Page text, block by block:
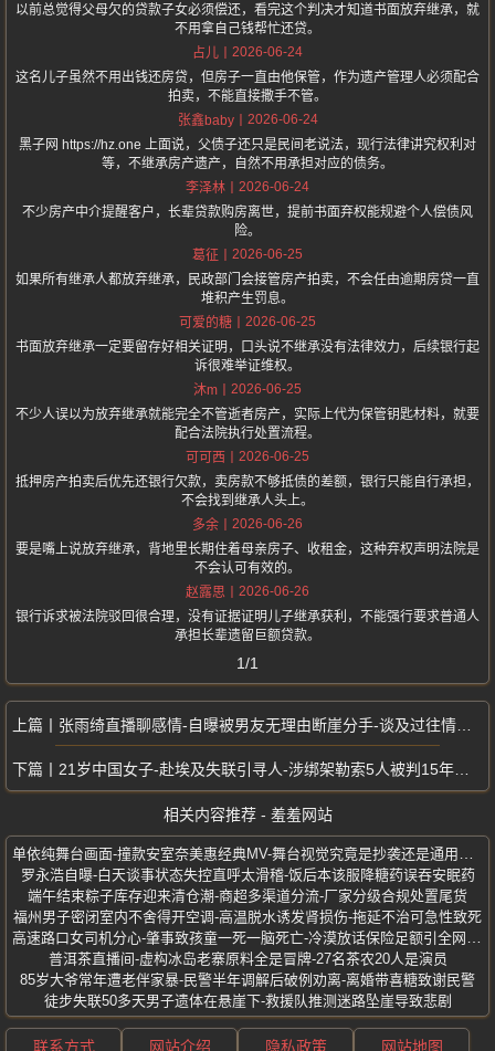
以前总觉得父母欠的贷款子女必须偿还，看完这个判决才知道书面放弃继承，就
不用拿自己钱帮忙还贷。
占儿
2026-06-24
这名儿子虽然不用出钱还房贷，但房子一直由他保管，作为遗产管理人必须配合
拍卖，不能直接撒手不管。
张鑫baby
2026-06-24
黑子网 https://hz.one 上面说，父债子还只是民间老说法，现行法律讲究权利对
等，不继承房产遗产，自然不用承担对应的债务。
李泽林
2026-06-24
不少房产中介提醒客户，长辈贷款购房离世，提前书面弃权能规避个人偿债风
险。
葛征
2026-06-25
如果所有继承人都放弃继承，民政部门会接管房产拍卖，不会任由逾期房贷一直
堆积产生罚息。
可爱的糖
2026-06-25
书面放弃继承一定要留存好相关证明，口头说不继承没有法律效力，后续银行起
诉很难举证维权。
沐m
2026-06-25
不少人误以为放弃继承就能完全不管逝者房产，实际上代为保管钥匙材料，就要
配合法院执行处置流程。
可可西
2026-06-25
抵押房产拍卖后优先还银行欠款，卖房款不够抵债的差额，银行只能自行承担，
不会找到继承人头上。
多余
2026-06-26
要是嘴上说放弃继承，背地里长期住着母亲房子、收租金，这种弃权声明法院是
不会认可有效的。
赵露思
2026-06-26
银行诉求被法院驳回很合理，没有证据证明儿子继承获利，不能强行要求普通人
承担长辈遗留巨额贷款。
1/1
张雨绮直播聊感情-自曝被男友无理由断崖分手-谈及过往情绪落泪
21岁中国女子-赴埃及失联引寻人-涉绑架勒索5人被判15年监禁
相关内容推荐 - 羞羞网站
单依纯舞台画面-撞款安室奈美惠经典MV-舞台视觉究竟是抄袭还是通用布景
罗永浩自曝-白天谈事状态失控直呼太滑稽-饭后本该服降糖药误吞安眠药
端午结束粽子库存迎来清仓潮-商超多渠道分流-厂家分级合规处置尾货
福州男子密闭室内不舍得开空调-高温脱水诱发肾损伤-拖延不治可急性致死
高速路口女司机分心-肇事致孩童一死一脑死亡-冷漠放话保险足额引全网声讨
普洱茶直播间-虚构冰岛老寨原料全是冒牌-27名茶农20人是演员
85岁大爷常年遭老伴家暴-民警半年调解后破例劝离-离婚带喜糖致谢民警
徒步失联50多天男子遗体在悬崖下-救援队推测迷路坠崖导致悲剧
联系方式 网站介绍 隐私政策 网站地图